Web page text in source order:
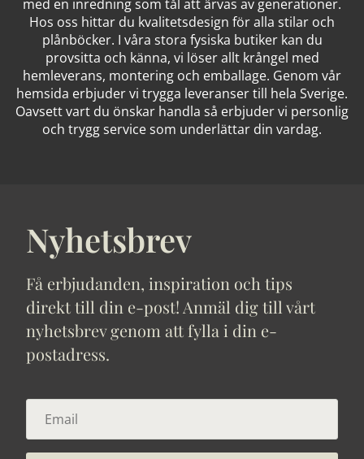
med en inredning som tål att ärvas av generationer.
Hos oss hittar du kvalitetsdesign för alla stilar och
plånböcker. I våra stora fysiska butiker kan du
provsitta och känna, vi löser allt krångel med
hemleverans, montering och emballage. Genom vår
hemsida erbjuder vi trygga leveranser till hela Sverige.
Oavsett vart du önskar handla så erbjuder vi personlig
och trygg service som underlättar din vardag.
Nyhetsbrev
Få erbjudanden, inspiration och tips
direkt till din e-post! Anmäl dig till vårt
nyhetsbrev genom att fylla i din e-
postadress.